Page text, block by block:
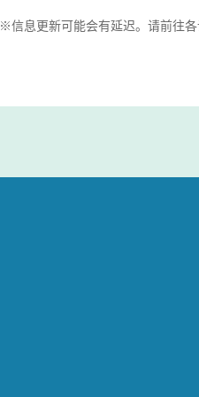
※信息更新可能会有延迟。请前往各